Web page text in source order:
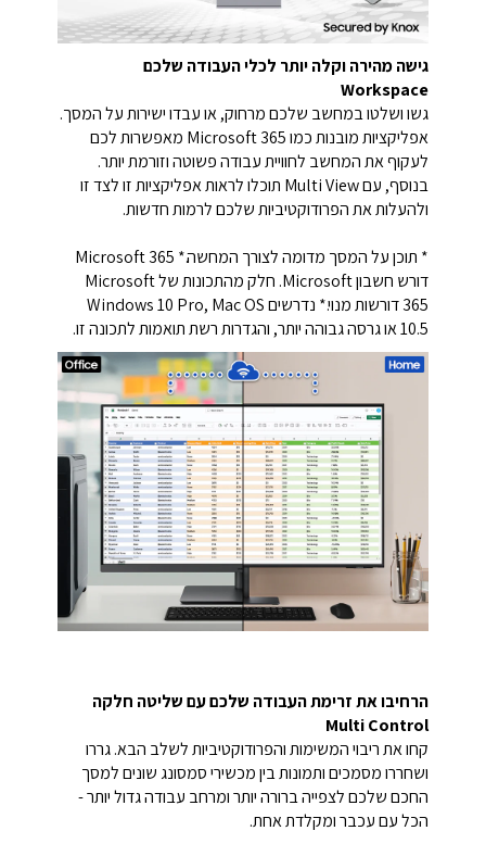
גישה מהירה וקלה יותר לכלי העבודה שלכם
Workspace
גשו ושלטו במחשב שלכם מרחוק, או עבדו ישירות על המסך.
אפליקציות מובנות כמו Microsoft 365 מאפשרות לכם
לעקוף את המחשב לחוויית עבודה פשוטה וזורמת יותר.
בנוסף, עם Multi View תוכלו לראות אפליקציות זו לצד זו
ולהעלות את הפרודוקטיביות שלכם לרמות חדשות.
* תוכן על המסך מדומה לצורך המחשה.* Microsoft 365
דורש חשבון Microsoft. חלק מהתכונות של Microsoft
365 דורשות מנוי.* נדרשים Windows 10 Pro, Mac OS
10.5 או גרסה גבוהה יותר, והגדרות רשת תואמות לתכונה זו.
הרחיבו את זרימת העבודה שלכם עם שליטה חלקה
Multi Control
קחו את ריבוי המשימות והפרודוקטיביות לשלב הבא. גררו
ושחררו מסמכים ותמונות בין מכשירי סמסונג שונים למסך
החכם שלכם לצפייה ברורה יותר ומרחב עבודה גדול יותר -
הכל עם עכבר ומקלדת אחת.